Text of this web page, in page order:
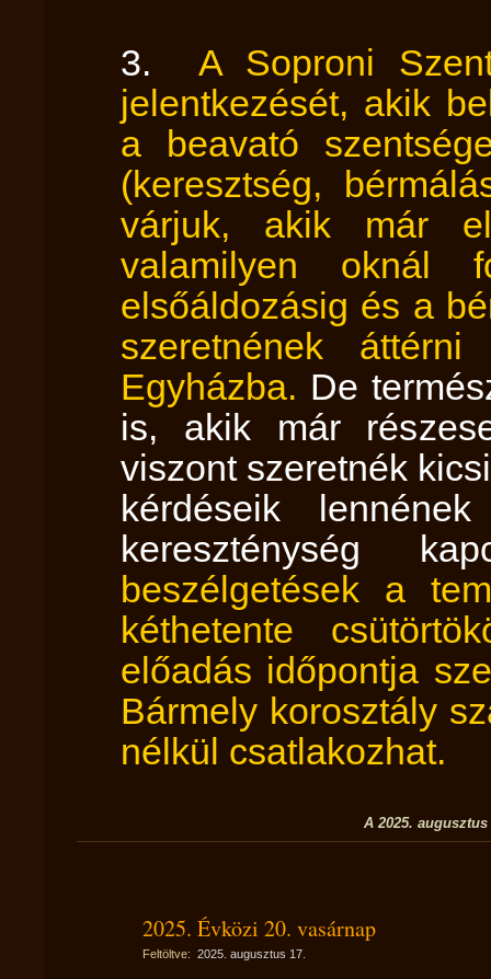
3. A Soproni
jelentkezését, akik
a beavató
(keresztség,
várjuk, akik már
valamilyen
elsőáldozásig és a
szeretnének
Egyházba. De
is, akik már
viszont szeretnék
kérdéseik
kereszténység
beszélgetések a
kéthetente
előadás időpontja
Bármely korosztály
nélkül csatlakozhat.
A 2025.
2025. Évközi 20. vasárnap
Feltöltve: 2025. augusztus 17.